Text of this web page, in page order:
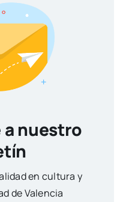
ante el III
e Historia